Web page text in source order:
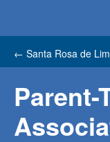
← Santa Rosa de
Parent-